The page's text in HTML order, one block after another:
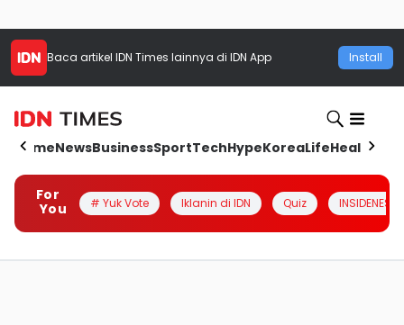
Baca artikel IDN Times lainnya di IDN App Install
HomeNewsBusinessSportTechHypeKoreaLifeHealth
For
You
# Yuk Vote Iklanin di IDN Quiz INSIDENESIA